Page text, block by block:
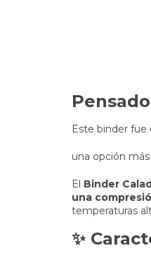
Este binder
una opción
El Binder
una
temperaturas
✨